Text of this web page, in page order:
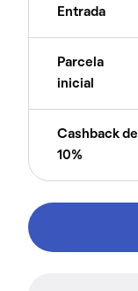
Entrada
Parcela
inicial
Cashback de
10%